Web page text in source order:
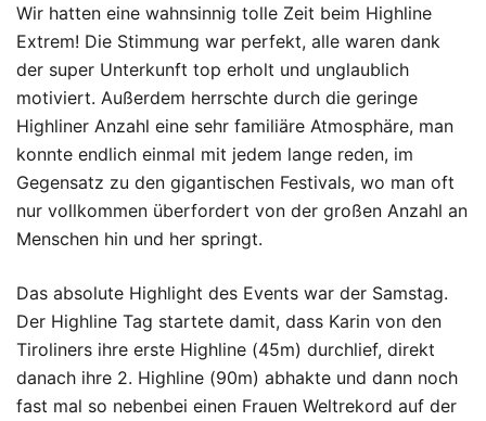
Wir hatten eine wahnsinnig tolle Zeit beim Highline
Extrem! Die Stimmung war perfekt, alle waren dank
der super Unterkunft top erholt und unglaublich
motiviert. Außerdem herrschte durch die geringe
Highliner Anzahl eine sehr familiäre Atmosphäre, man
konnte endlich einmal mit jedem lange reden, im
Gegensatz zu den gigantischen Festivals, wo man oft
nur vollkommen überfordert von der großen Anzahl an
Menschen hin und her springt.
Das absolute Highlight des Events war der Samstag.
Der Highline Tag startete damit, dass Karin von den
Tiroliners ihre erste Highline (45m) durchlief, direkt
danach ihre 2. Highline (90m) abhakte und dann noch
fast mal so nebenbei einen Frauen Weltrekord auf der